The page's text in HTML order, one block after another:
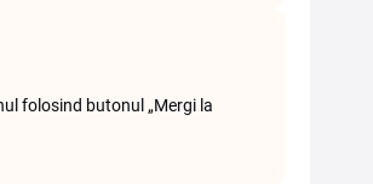
folosind butonul „Mergi la